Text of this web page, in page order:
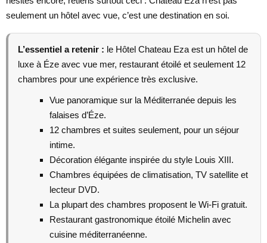
seulement un hôtel avec vue, c’est une destination en soi.
L’essentiel a retenir : le Hôtel Chateau Eza est un hôtel de
luxe à Éze avec vue mer, restaurant étoilé et seulement 12
chambres pour une expérience très exclusive.
Vue panoramique sur la Méditerranée depuis les
falaises d’Éze.
12 chambres et suites seulement, pour un séjour
intime.
Décoration élégante inspirée du style Louis XIII.
Chambres équipées de climatisation, TV satellite et
lecteur DVD.
La plupart des chambres proposent le Wi-Fi gratuit.
Restaurant gastronomique étoilé Michelin avec
cuisine méditerranéenne.